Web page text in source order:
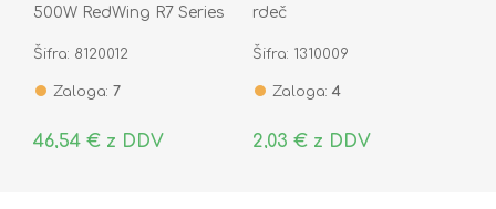
500W RedWing R7 Series
Šifra: 8120012
Zaloga: 7
46,54 € z DDV
rdeč
Šifra: 1310009
Zaloga: 4
2,03 € z DDV